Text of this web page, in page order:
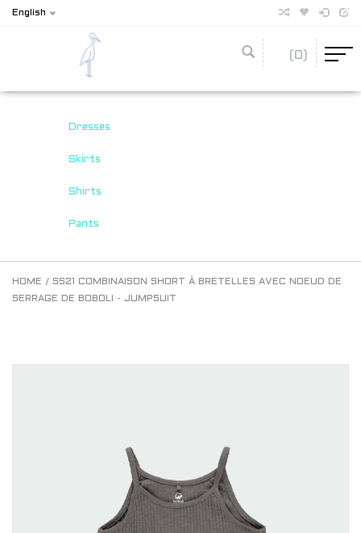
English
(0)
Dresses
Skirts
Shirts
Pants
HOME / SS21 COMBINAISON SHORT À BRETELLES AVEC NOEUD DE
SERRAGE DE BOBOLI - JUMPSUIT